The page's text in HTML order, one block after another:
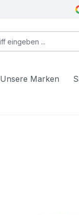
Unsere Marken